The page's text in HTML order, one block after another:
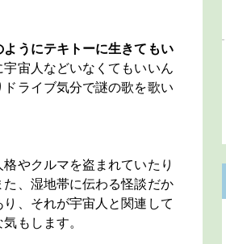
ようにテキトーに生きてもい
宙人などいなくてもいいん
ライブ気分で謎の歌を歌い
やクルマを盗まれていたり
、湿地帯に伝わる怪談だか
り、それが宇宙人と関連して
もします。